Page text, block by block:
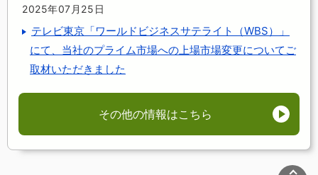
2025年07月25日
テレビ東京「ワールドビジネスサテライト（WBS）」
にて、当社のプライム市場への上場市場変更についてご
取材いただきました
その他の情報はこちら